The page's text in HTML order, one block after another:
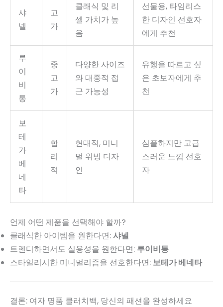
샤
넬
고
가
클래식 및 리
셀 가치가 높
음
선물용, 타임리스
한 디자인 선호자
에게 추천
루
이
비
통
중
고
가
다양한 사이즈
와 대중적 접
근 가능성
유행을 따르고 싶
은 초보자에게 추
천
보
테
가
베
네
타
합
리
적
현대적, 미니
멀 위빙 디자
인
심플하지만 고급
스러운 느낌 선호
자
언제 어떤 제품을 선택해야 할까?
클래식한 아이템을 원한다면:샤넬
트렌디하면서도 실용성을 원한다면: 루이비통
스타일리시한 미니멀리즘을 선호한다면: 보테가 베네타
결론: 여자 명품 클러치백, 당신의 패션을 완성하세요